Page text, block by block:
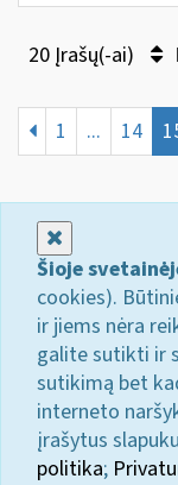
20 Įrašų(-ai)
1 ... 14
Šioje
cookies).
ir jiems nėra
galite sutikti ir
sutikimą bet
interneto
įrašytus
politika;